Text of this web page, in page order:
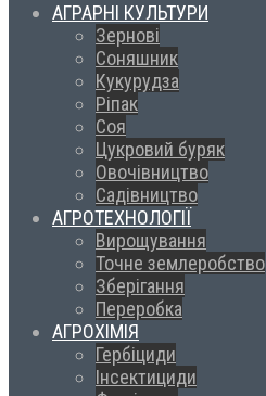
АГРАРНІ КУЛЬТУРИ
Зернові
Соняшник
Кукурудза
Ріпак
Соя
Цукровий буряк
Овочівництво
Садівництво
АГРОТЕХНОЛОГІЇ
Вирощування
Точне землеробство
Зберігання
Переробка
АГРОХІМІЯ
Гербіциди
Інсектициди